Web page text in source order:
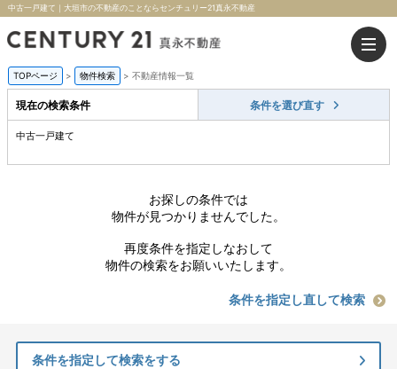
中古一戸建て｜大垣市の不動産のことならセンチュリー21真永不動産
TOPページ > 物件検索 > 不動産情報一覧
現在の検索条件 条件を選び直す
中古一戸建て
お探しの条件では
物件が見つかりませんでした。
再度条件を指定しなおして
物件の検索をお願いいたします。
条件を指定し直して検索
条件を指定して検索をする